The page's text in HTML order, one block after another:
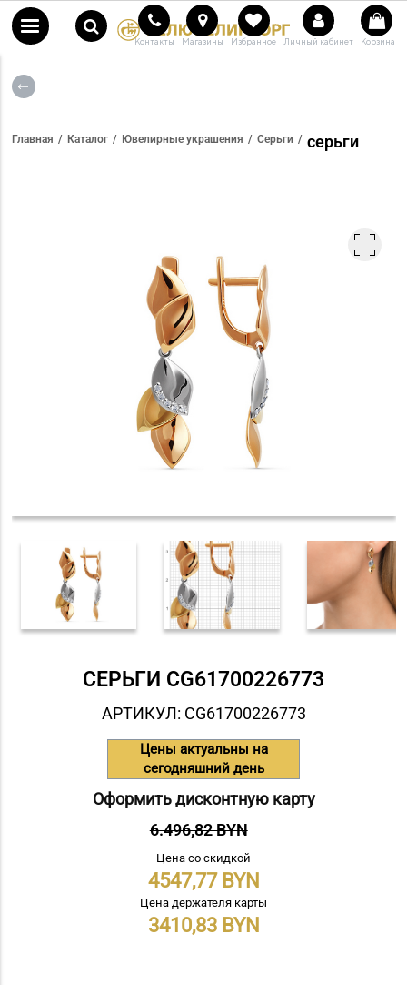
Контакты Магазины Избранное Личный кабинет Корзина
Главная Каталог Ювелирные украшения Серьги серьги
СЕРЬГИ СG61700226773
АРТИКУЛ: СG61700226773
Цены актуальны на
сегодняшний день
Оформить дисконтную карту
6.496,82 BYN
Цена со скидкой
4547,77
Цена держателя карты
3410,83